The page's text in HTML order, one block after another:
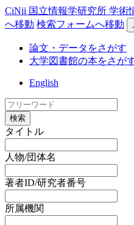
CiNii 国立情報学研究所 学術
へ移動 検索フォームへ移動
論文・データをさがす
大学図書館の本をさが
English
検索
タイトル
人物/団体名
著者ID/研究者番号
所属機関